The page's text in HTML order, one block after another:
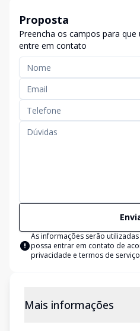
Proposta
Preencha os campos para
entre em contato
As informações serão
possa entrar em contato de
privacidade e termos de serviço
Mais informações